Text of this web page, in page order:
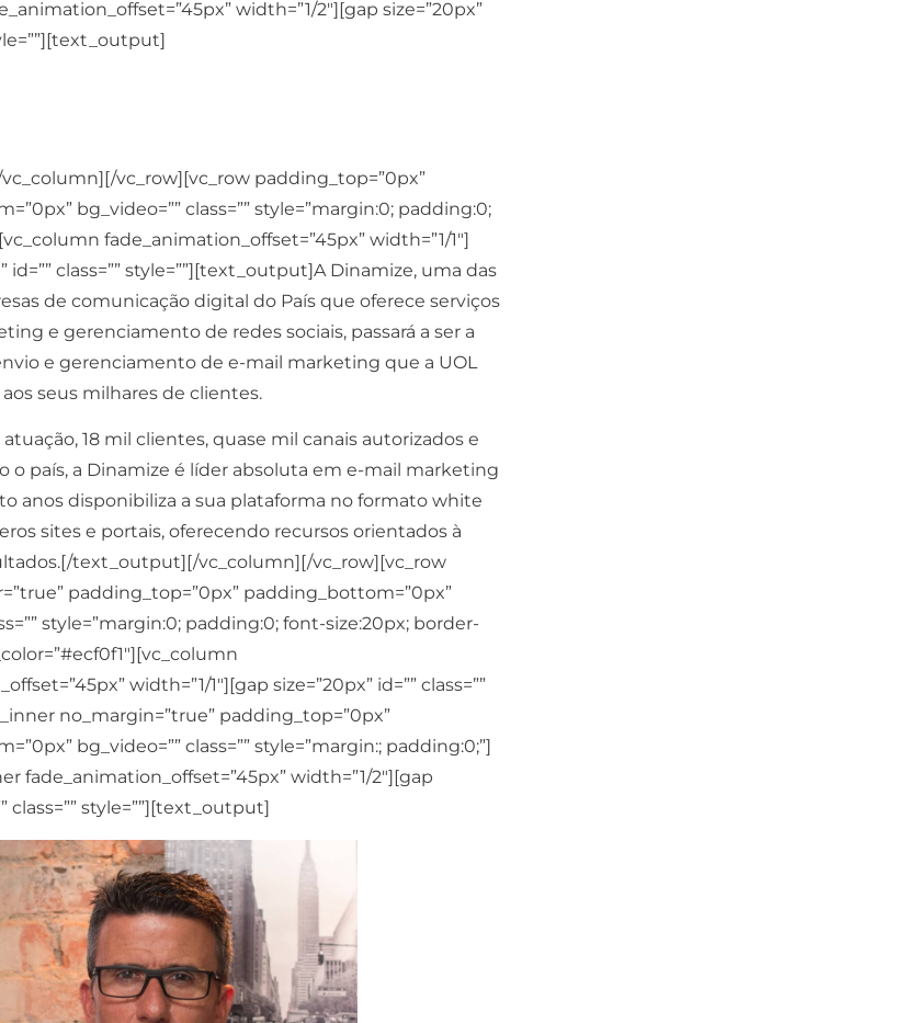
width=”1/2″][gap size=”20px”
vc_row][vc_row padding_top=”0px”
bg_video=”” class=”” style=”margin:0; padding:0;
fade_animation_offset=”45px” width=”1/1″]
id=”” class=”” style=””][text_output]A Dinamize, uma das
de comunicação digital do País que oferece serviços
e gerenciamento de redes sociais, passará a ser a
e gerenciamento de e-mail marketing que a UOL
aos seus milhares de clientes.
atuação, 18 mil clientes, quase mil canais autorizados e
o país, a Dinamize é líder absoluta em e-mail marketing
anos disponibiliza a sua plataforma no formato white
sites e portais, oferecendo recursos orientados à
text_output][/vc_column][/vc_row][vc_row
padding_top=”0px” padding_bottom=”0px”
style=”margin:0; padding:0; font-size:20px; border-
width=”1/1″][gap size=”20px” id=”” class=””
no_margin=”true” padding_top=”0px”
bg_video=”” class=”” style=”margin:; padding:0;”]
fade_animation_offset=”45px” width=”1/2″][gap
class=”” style=””][text_output]